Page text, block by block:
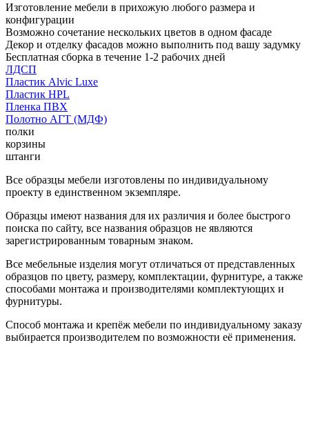
Изготовление мебели в прихожую любого размера и
конфигурации
Возможно сочетание нескольких цветов в одном фасаде
Декор и отделку фасадов можно выполнить под вашу задумку
Бесплатная сборка в течение 1-2 рабочих дней
ЛДСП
Пластик Alvic Luxe
Пластик HPL
Пленка ПВХ
Полотно АГТ (МДФ)
полки
корзины
штанги
Все образцы мебели изготовлены по индивидуальному
проекту в единственном экземпляре.
Образцы имеют названия для их различия и более быстрого
поиска по сайту, все названия образцов не являются
зарегистрированным товарным знаком.
Все мебельные изделия могут отличаться от представленных
образцов по цвету, размеру, комплектации, фурнитуре, а также
способами монтажа и производителями комплектующих и
фурнитуры.
Способ монтажа и крепёж мебели по индивидуальному заказу
выбирается производителем по возможности её применения.